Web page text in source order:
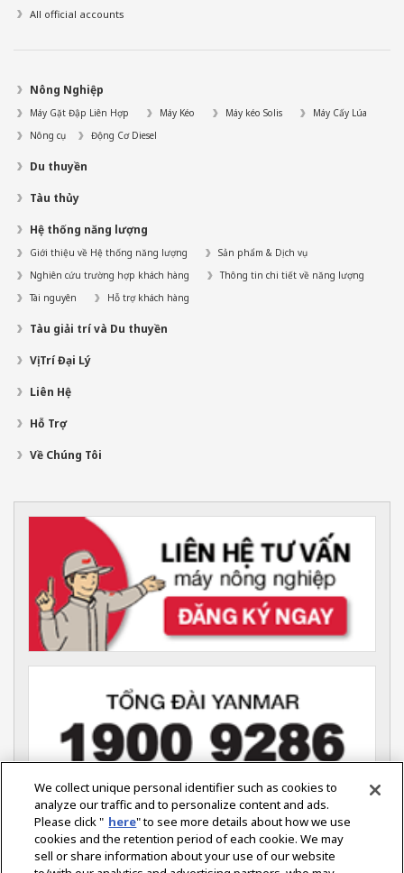
All official accounts
Nông Nghiệp
Máy Gặt Đập Liên Hợp Máy Kéo Máy kéo Solis
Máy Cấy Lúa
Nông cụ
Động Cơ Diesel
Du thuyền
Tàu thủy
Hệ thống năng lượng
Giới thiệu về Hệ thống năng lượng
Sản phẩm & Dịch vụ
Nghiên cứu trường hợp khách hàng
Thông tin chi tiết về năng lượng
Tài nguyên
Hỗ trợ khách hàng
Tàu giải trí và Du thuyền
Vị Trí Đại Lý
Liên Hệ
Hỗ Trợ
Về Chúng Tôi
YANMAR VIỆT NAM (Nông nghiệp)
Tầng 7, Tòa Nhà ITAXA,
126 Nguyễn Thị Minh Khai,
We collect unique personal identifier such as cookies to
analyze our traffic and to personalize content and ads.
Please click " here" to see more details about how we use
cookies and the retention period of each cookie. We may
sell or share information about your use of our website